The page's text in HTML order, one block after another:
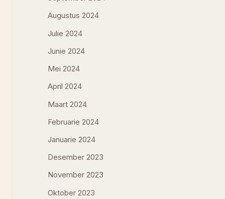
Augustus 2024
Julie 2024
Junie 2024
Mei 2024
April 2024
Maart 2024
Februarie 2024
Januarie 2024
Desember 2023
November 2023
Oktober 2023